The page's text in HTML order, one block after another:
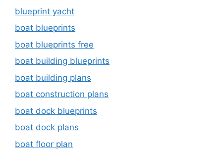
blueprint yacht
boat blueprints
boat blueprints free
boat building blueprints
boat building plans
boat construction plans
boat dock blueprints
boat dock plans
boat floor plan